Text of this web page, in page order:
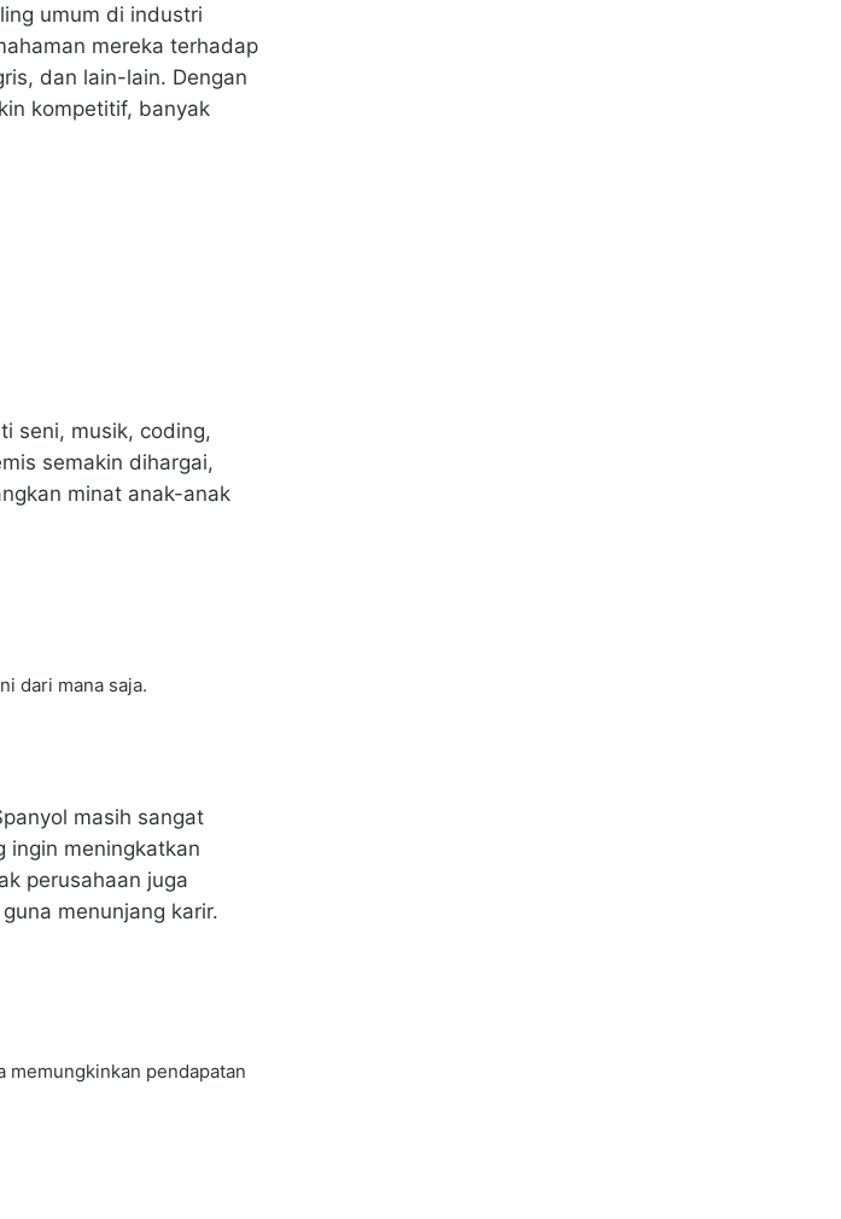
umum di industri
mereka terhadap
dan lain-lain. Dengan
kompetitif, banyak
seni, musik, coding,
semakin dihargai,
minat anak-anak
dari mana saja.
masih sangat
ingin meningkatkan
perusahaan juga
menunjang karir.
memungkinkan pendapatan